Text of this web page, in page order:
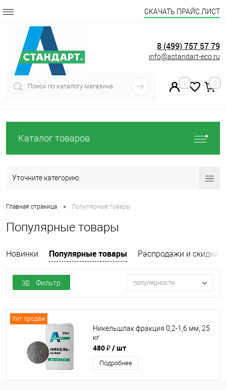
СКАЧАТЬ ПРАЙС ЛИСТ
8 (499) 757 57 79
info@astandart-eco.ru
0 0
Каталог товаров
Уточните категорию:
Главная страница • Популярные товары
Популярные товары
Новинки Популярные товары Распродажи и скидки
Фильтр популярности
Хит продаж
Никельшлак фракция 0,2-1,6 мм, 25
кг
480 ₽/ шт
Подробнее